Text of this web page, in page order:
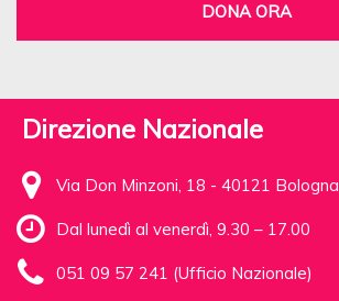
DONA ORA
Direzione Nazionale
Via Don Minzoni, 18 - 40121 Bologna
Dal lunedì al venerdì, 9.30 – 17.00
051 09 57 241 (Ufficio Nazionale)